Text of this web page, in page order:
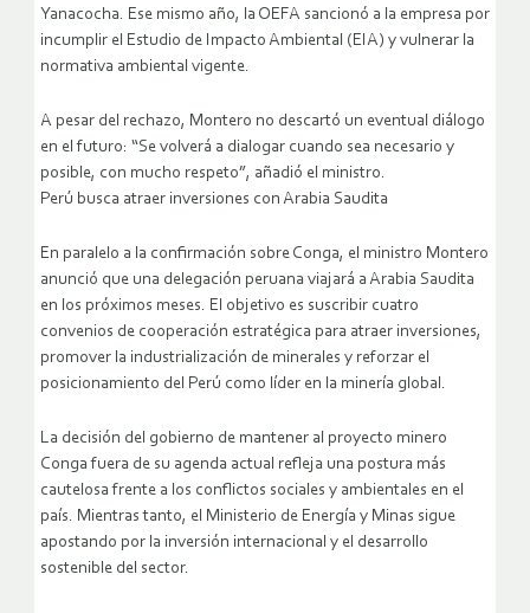
Yanacocha. Ese mismo año, la OEFA sancionó a la empresa por
incumplir el Estudio de Impacto Ambiental (EIA) y vulnerar la
normativa ambiental vigente.
A pesar del rechazo, Montero no descartó un eventual diálogo
en el futuro: “Se volverá a dialogar cuando sea necesario y
posible, con mucho respeto”, añadió el ministro.
Perú busca atraer inversiones con Arabia Saudita
En paralelo a la confirmación sobre Conga, el ministro Montero
anunció que una delegación peruana viajará a Arabia Saudita
en los próximos meses. El objetivo es suscribir cuatro
convenios de cooperación estratégica para atraer inversiones,
promover la industrialización de minerales y reforzar el
posicionamiento del Perú como líder en la minería global.
La decisión del gobierno de mantener al proyecto minero
Conga fuera de su agenda actual refleja una postura más
cautelosa frente a los conflictos sociales y ambientales en el
país. Mientras tanto, el Ministerio de Energía y Minas sigue
apostando por la inversión internacional y el desarrollo
sostenible del sector.